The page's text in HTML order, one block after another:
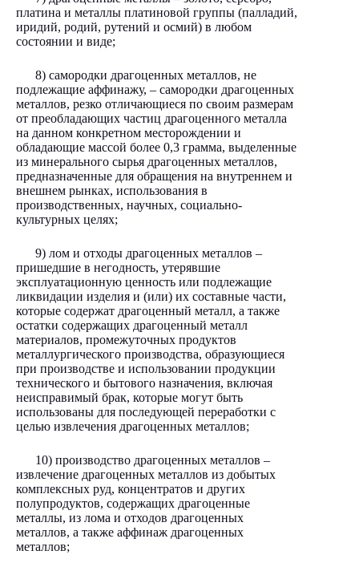
платина и металлы платиновой группы (палладий,
иридий, родий, рутений и осмий) в любом
состоянии и виде;
8) самородки драгоценных металлов, не
подлежащие аффинажу, – самородки драгоценных
металлов, резко отличающиеся по своим размерам
от преобладающих частиц драгоценного металла
на данном конкретном месторождении и
обладающие массой более 0,3 грамма, выделенные
из минерального сырья драгоценных металлов,
предназначенные для обращения на внутреннем и
внешнем рынках, использования в
производственных, научных, социально-
культурных целях;
9) лом и отходы драгоценных металлов –
пришедшие в негодность, утерявшие
эксплуатационную ценность или подлежащие
ликвидации изделия и (или) их составные части,
которые содержат драгоценный металл, а также
остатки содержащих драгоценный металл
материалов, промежуточных продуктов
металлургического производства, образующиеся
при производстве и использовании продукции
технического и бытового назначения, включая
неисправимый брак, которые могут быть
использованы для последующей переработки с
целью извлечения драгоценных металлов;
10) производство драгоценных металлов –
извлечение драгоценных металлов из добытых
комплексных руд, концентратов и других
полупродуктов, содержащих драгоценные
металлы, из лома и отходов драгоценных
металлов, а также аффинаж драгоценных
металлов;